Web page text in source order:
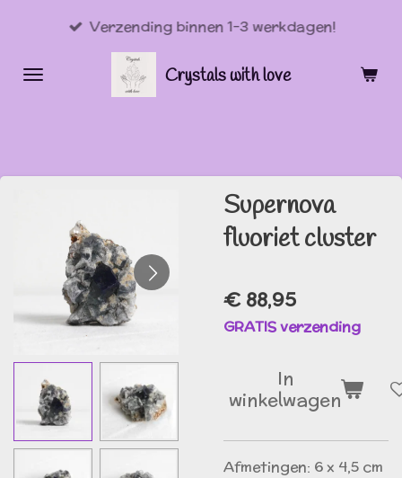
Crystals with love
Verzending binnen 1-3 werkdagen!
Supernova
fluoriet cluster
€ 88,95
GRATIS verzending
In
winkelwagen
Afmetingen: 6 x 4,5 cm